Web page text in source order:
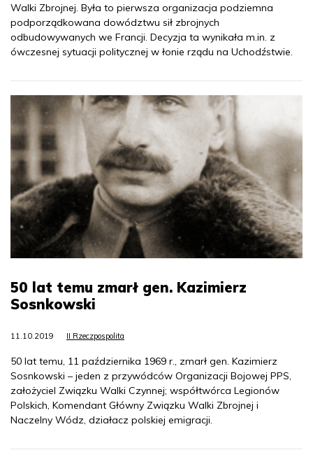
Walki Zbrojnej. Była to pierwsza organizacja podziemna
podporządkowana dowództwu sił zbrojnych
odbudowywanych we Francji. Decyzja ta wynikała m.in. z
ówczesnej sytuacji politycznej w łonie rządu na Uchodźstwie.
50 lat temu zmarł gen. Kazimierz
Sosnkowski
11.10.2019 II Rzeczpospolita
50 lat temu, 11 października 1969 r., zmarł gen. Kazimierz
Sosnkowski – jeden z przywódców Organizacji Bojowej PPS,
założyciel Związku Walki Czynnej; współtwórca Legionów
Polskich, Komendant Główny Związku Walki Zbrojnej i
Naczelny Wódz, działacz polskiej emigracji.